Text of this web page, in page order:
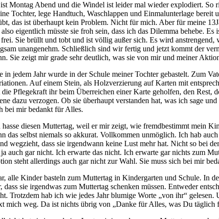
Montag Abend und die Windel ist leider mal wieder explodiert.
Tochter, lege Handtuch, Waschlappen und Einmalunterlage
das ist überhaupt kein Problem. Nicht für mich. Aber für meine
also eigentlich müsste sie froh sein, dass ich das Dilemma behebe.
frei. Sie brüllt und tobt und ist völlig außer sich. Es wird
unangenehm. Schließlich sind wir fertig und jetzt kommt der
Sie zeigt mir grade sehr deutlich, was sie von mir und meiner
in jedem Jahr wurde in der Schule meiner Tochter gebastelt. Zum
Auf einem Stein, als Holzverzierung auf Karten mit
die Pflegekraft ihr beim Überreichen einer Karte geholfen, den
dazu verzogen. Ob sie überhaupt verstanden hat, was ich sage
bei mir bedankt für Alles.
hasse diesen Muttertag, weil er mir zeigt, wie fremdbestimmt mein
das selbst niemals so akkurat. Vollkommen unmöglich. Ich hab
wegzieht, dass sie irgendwann keine Lust mehr hat. Nicht so bei
ja auch gar nicht. Ich erwarte das nicht. Ich erwarte gar nichts zum
steht allerdings auch gar nicht zur Wahl. Sie muss sich bei mir
alle Kinder basteln zum Muttertag in Kindergarten und Schule. In
dass sie irgendwas zum Muttertag schenken müssen. Entweder
Trotzdem hab ich wie jedes Jahr blumige Worte „von ihr“
mich weg. Da ist nichts übrig von „Danke für Alles, was Du täglich